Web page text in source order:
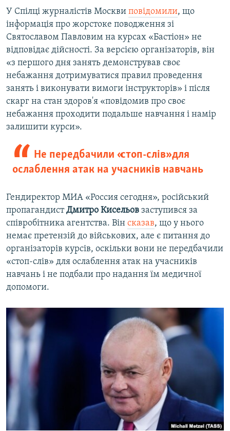
У Спілці журналістів Москви повідомили, що
інформація про жорстоке поводження зі
Святославом Павловим на курсах «Бастіон» не
відповідає дійсності. За версією організаторів, він
«з першого дня занять демонстрував своє
небажання дотримуватися правил проведення
занять і виконувати вимоги інструкторів» і після
скарг на стан здоров'я «повідомив про своє
небажання проходити подальше навчання і намір
залишити курси».
Не передбачили «стоп-слів» для
ослаблення атак на учасників навчань
Гендиректор МИА «Россия сегодня», російський
пропагандистДмитро Кисельов заступився за
співробітника агентства. Він сказав, що у нього
немає претензій до військових, але є питання до
організаторів курсів, оскільки вони не передбачили
«стоп-слів» для ослаблення атак на учасників
навчань і не подбали про надання їм медичної
допомоги.